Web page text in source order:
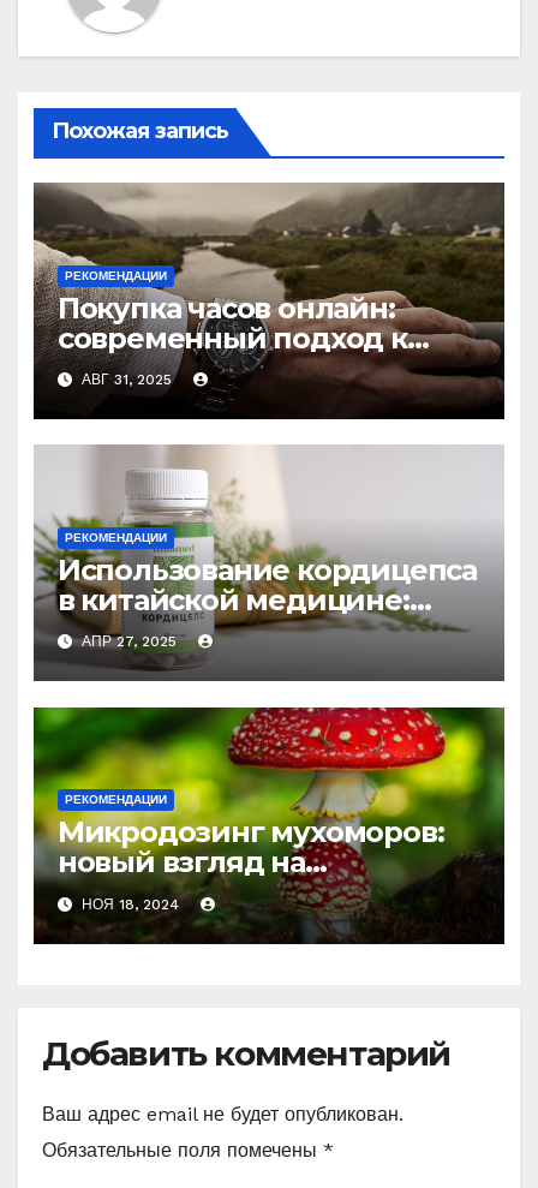
Похожая запись
РЕКОМЕНДАЦИИ
Покупка часов онлайн:
современный подход к
выбору аксессуаров
АВГ 31, 2025
РЕКОМЕНДАЦИИ
Использование кордицепса
в китайской медицине:
природное средство
против усталости и
истощения
АПР 27, 2025
РЕКОМЕНДАЦИИ
Микродозинг мухоморов:
новый взгляд на
психоделику
НОЯ 18, 2024
Добавить комментарий
Ваш адрес email не будет опубликован.
Обязательные поля помечены *